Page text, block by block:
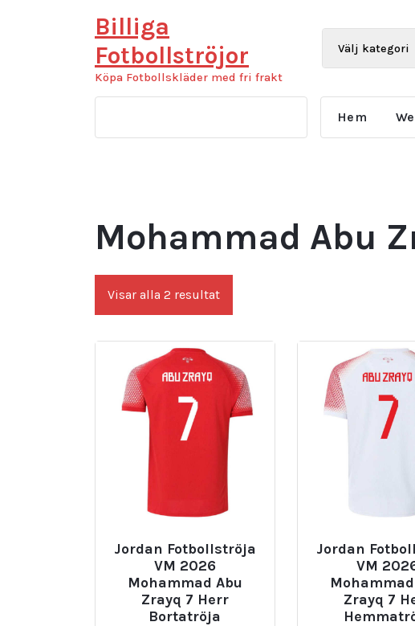
Billiga
Fotbollströjor
Köpa Fotbollskläder med fri frakt
Hem
Mohammad Abu
Visar alla 2 resultatSortera
efter
Jordan Fotbollströja
VM 2026
Mohammad Abu
Zrayq 7 Herr
Bortatröja
Jordan
VM
Zrayq 7